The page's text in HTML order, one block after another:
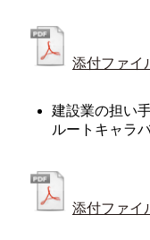
添付ファイ
建設業の担い
ルートキャラバ
添付ファイ